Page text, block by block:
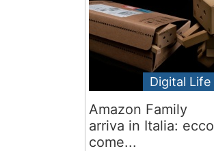
Digital Life
Amazon Family
arriva in Italia: ecco
come...